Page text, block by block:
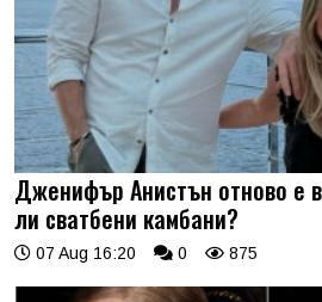
Дженифър Анистън отново е
ли сватбени камбани?
07 Aug 16:20 0 875